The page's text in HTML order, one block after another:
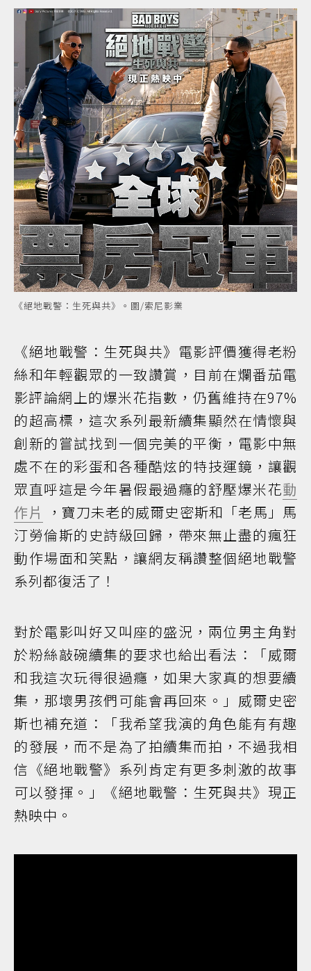
《絕地戰警：生死與共》。圖/索尼影業
《絕地戰警：生死與共》電影評價獲得老粉
絲和年輕觀眾的一致讚賞，目前在爛番茄電
影評論網上的爆米花指數，仍舊維持在97%
的超高標，這次系列最新續集顯然在情懷與
創新的嘗試找到一個完美的平衡，電影中無
處不在的彩蛋和各種酷炫的特技運鏡，讓觀
眾直呼這是今年暑假最過癮的舒壓爆米花動
作片
，寶刀未老的威爾史密斯和「老馬」馬
汀勞倫斯的史詩級回歸，帶來無止盡的瘋狂
動作場面和笑點，讓網友稱讚整個絕地戰警
系列都復活了！
對於電影叫好又叫座的盛況，兩位男主角對
於粉絲敲碗續集的要求也給出看法：「威爾
和我這次玩得很過癮，如果大家真的想要續
集，那壞男孩們可能會再回來。」威爾史密
斯也補充道：「我希望我演的角色能有有趣
的發展，而不是為了拍續集而拍，不過我相
信《絕地戰警》系列肯定有更多刺激的故事
可以發揮。」《絕地戰警：生死與共》現正
熱映中。